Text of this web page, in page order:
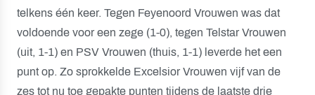
telkens één keer. Tegen Feyenoord Vrouwen was dat
voldoende voor een zege (1-0), tegen Telstar Vrouwen
(uit, 1-1) en PSV Vrouwen (thuis, 1-1) leverde het een
punt op. Zo sprokkelde Excelsior Vrouwen vijf van de
zes tot nu toe gepakte punten tijdens de laatste drie